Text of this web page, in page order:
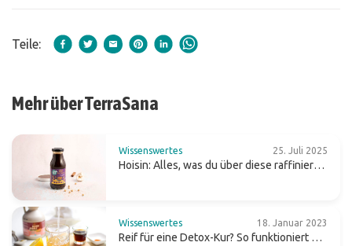
Teile:
Mehr über TerraSana
Wissenswertes 25. Juli 2025
Hoisin: Alles, was du über diese raffiniert
Wissenswertes 18. Januar 2023
Reif für eine Detox-Kur? So funktioniert die